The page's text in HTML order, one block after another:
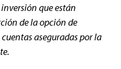
que están
de la opción de
aseguradas por la